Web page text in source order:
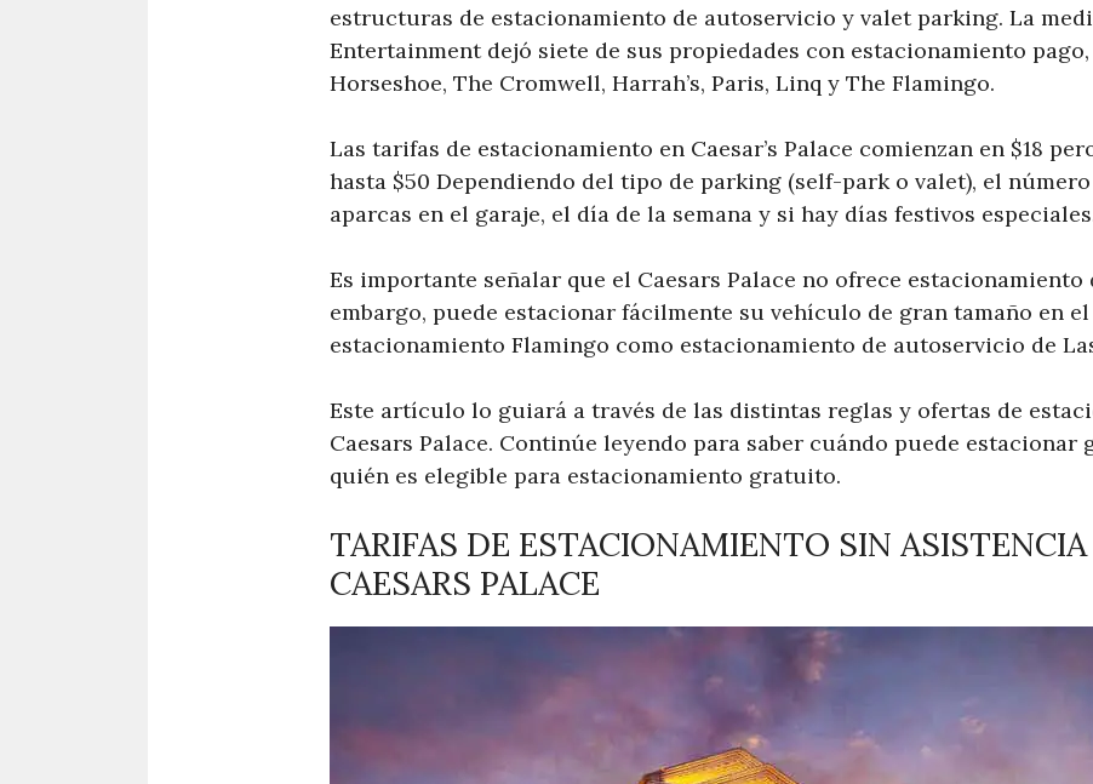
estructuras de estacionamiento de autoservicio y valet parking. La
Entertainment dejó siete de sus propiedades con estacionamiento
Horseshoe, The Cromwell, Harrah’s, Paris, Linq y The Flamingo.
Las tarifas de estacionamiento en Caesar’s Palace comienzan en $18
hasta $50 Dependiendo del tipo de parking (self-park o valet), el
aparcas en el garaje, el día de la semana y si hay días festivos
Es importante señalar que el Caesars Palace no ofrece estacionamiento
embargo, puede estacionar fácilmente su vehículo de gran tamaño en
estacionamiento Flamingo como estacionamiento de autoservicio de
Este artículo lo guiará a través de las distintas reglas y ofertas de
Caesars Palace. Continúe leyendo para saber cuándo puede estacionar
quién es elegible para estacionamiento gratuito.
TARIFAS DE ESTACIONAMIENTO SIN
CAESARS PALACE